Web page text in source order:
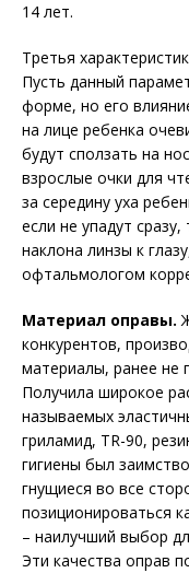
14 лет.
Третья
Пусть данный
форме, но его
на лице ребенка
будут сползать на
взрослые очки для
за середину уха
если не упадут
наклона линзы к
офтальмологом
Материал оправы.
конкурентов,
материалы, ранее не
Получила широкое
называемых
гриламид, TR-90,
гигиены был
гнущиеся во все
позиционироваться
– наилучший выбор
Эти качества оправ